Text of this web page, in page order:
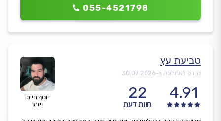
055-4521798
יוסף חיים
ויזמן
טביעת עץ
נבדק לאחרונה ב-30.07.2026
4.91
22
חוות דעת